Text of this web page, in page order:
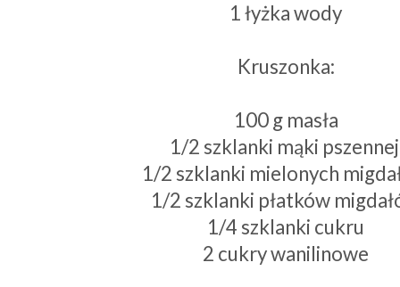
1 łyżka wody
Kruszonka:
100 g masła
1/2 szklanki mąki
1/2 szklanki mielonych
1/2 szklanki płatków
1/4 szklanki cukru
2 cukry wanilinowe